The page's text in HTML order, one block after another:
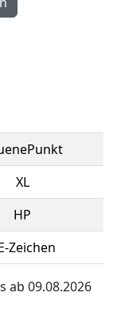
XL
HP
Zeichen
ab 09.08.2026